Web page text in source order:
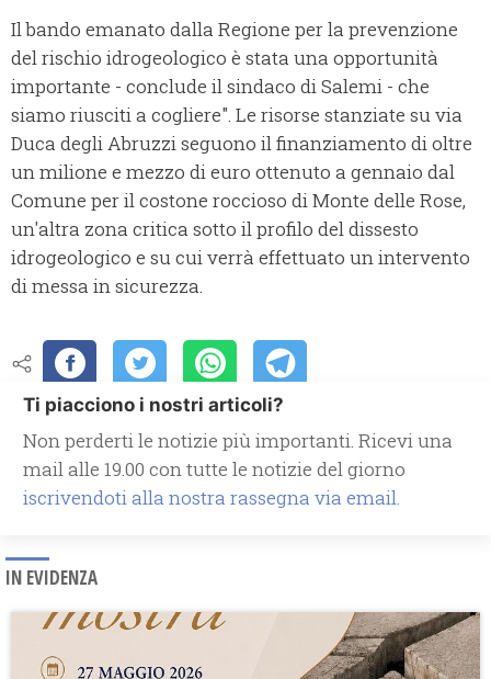
Il bando emanato dalla Regione per la prevenzione
del rischio idrogeologico è stata una opportunità
importante - conclude il sindaco di Salemi - che
siamo riusciti a cogliere". Le risorse stanziate su via
Duca degli Abruzzi seguono il finanziamento di oltre
un milione e mezzo di euro ottenuto a gennaio dal
Comune per il costone roccioso di Monte delle Rose,
un'altra zona critica sotto il profilo del dissesto
idrogeologico e su cui verrà effettuato un intervento
di messa in sicurezza.
Ti piacciono i nostri articoli?
Non perderti le notizie più importanti. Ricevi una
mail alle 19.00 con tutte le notizie del giorno
iscrivendoti alla nostra rassegna via email.
IN EVIDENZA